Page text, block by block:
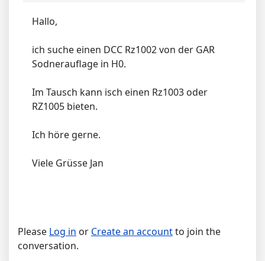
Hallo,
ich suche einen DCC Rz1002 von der GAR
Sodnerauflage in H0.
Im Tausch kann isch einen Rz1003 oder
RZ1005 bieten.
Ich höre gerne.
Viele Grüsse Jan
Please Log in or Create an accountto join the
conversation.